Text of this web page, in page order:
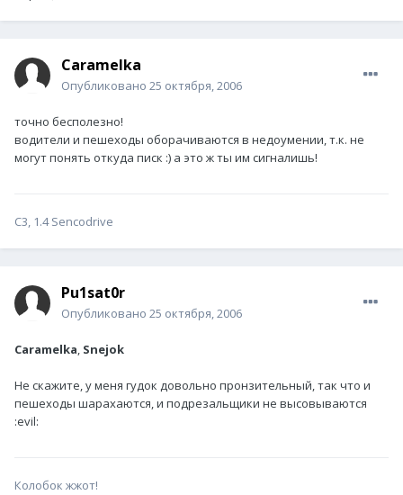
Caramelka
Опубликовано 25 октября, 2006
точно бесполезно!
водители и пешеходы оборачиваются в недоумении, т.к. не
могут понять откуда писк :) а это ж ты им сигналишь!
С3, 1.4 Sencodrive
Pu1sat0r
Опубликовано 25 октября, 2006
Caramelka, Snejok
Не скажите, у меня гудок довольно пронзительный, так что и
пешеходы шарахаются, и подрезальщики не высовываются
:evil:
Колобок жжот!